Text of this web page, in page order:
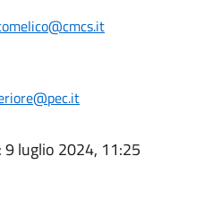
: 9 luglio 2024, 11:25